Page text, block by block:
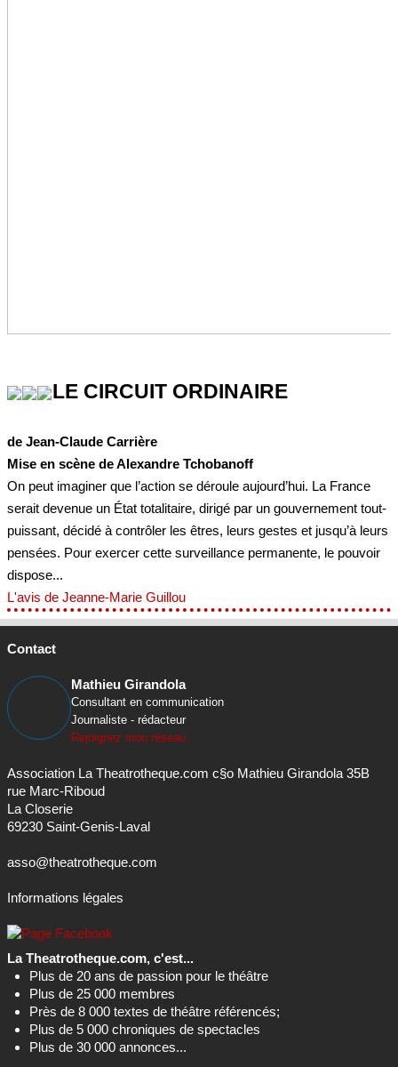
LE CIRCUIT ORDINAIRE
de Jean-Claude Carrière
Mise en scène de Alexandre Tchobanoff
On peut imaginer que l’action se déroule aujourd’hui. La France
serait devenue un État totalitaire, dirigé par un gouvernement tout-
puissant, décidé à contrôler les êtres, leurs gestes et jusqu’à leurs
pensées. Pour exercer cette surveillance permanente, le pouvoir
dispose...
L'avis de Jeanne-Marie Guillou
Contact
Mathieu Girandola
Consultant en communication
Journaliste - rédacteur
Rejoignez mon réseau
Association La Theatrotheque.com c§o Mathieu Girandola 35B
rue Marc-Riboud
La Closerie
69230 Saint-Genis-Laval
asso@theatrotheque.com
Informations légales
La Theatrotheque.com, c'est...
Plus de 20 ans de passion pour le théâtre
Plus de 25 000 membres
Près de 8 000 textes de théâtre référencés;
Plus de 5 000 chroniques de spectacles
Plus de 30 000 annonces...